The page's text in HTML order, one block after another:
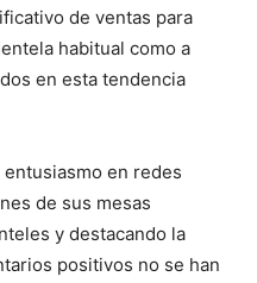
de ventas para
habitual como a
en esta tendencia
en redes
de sus mesas
y destacando la
positivos no se han